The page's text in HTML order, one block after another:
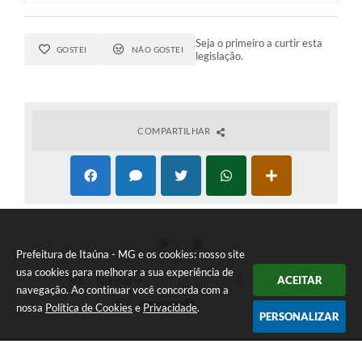
Prefeitura de Itaúna - MG e os cookies: nosso site
usa cookies para melhorar a sua experiência de
navegação. Ao continuar você concorda com a
nossa Política de Cookies e Privacidade.
ACEITAR
PERSONALIZAR
GOSTEI NÃO GOSTEI
Seja o primeiro a curtir esta
legislação.
COMPARTILHAR